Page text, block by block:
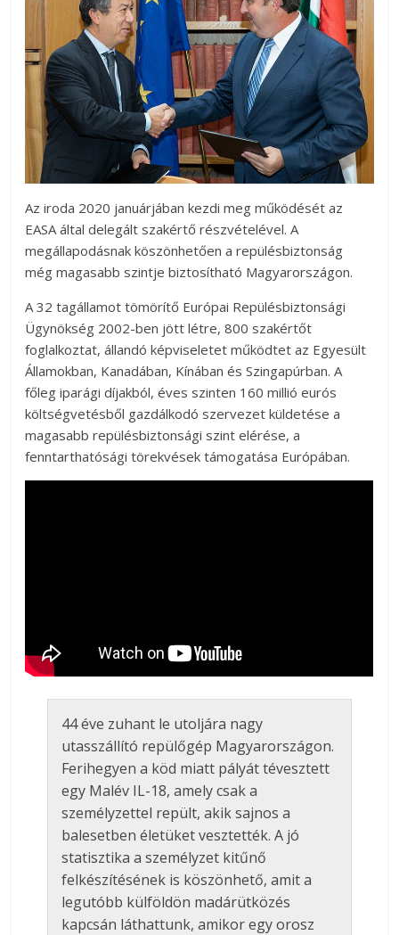
Az iroda 2020 januárjában kezdi meg működését az
EASA által delegált szakértő részvételével. A
megállapodásnak köszönhetően a repülésbiztonság
még magasabb szintje biztosítható Magyarországon.
A 32 tagállamot tömörítő Európai Repülésbiztonsági
Ügynökség 2002-ben jött létre, 800 szakértőt
foglalkoztat, állandó képviseletet működtet az Egyesült
Államokban, Kanadában, Kínában és Szingapúrban. A
főleg iparági díjakból, éves szinten 160 millió eurós
költségvetésből gazdálkodó szervezet küldetése a
magasabb repülésbiztonsági szint elérése, a
fenntarthatósági törekvések támogatása Európában.
44 éve zuhant le utoljára nagy
utasszállító repülőgép Magyarországon.
Ferihegyen a köd miatt pályát tévesztett
egy Malév IL-18, amely csak a
személyzettel repült, akik sajnos a
balesetben életüket vesztették. A jó
statisztika a személyzet kitűnő
felkészítésének is köszönhető, amit a
legutóbb külföldön madárütközés
kapcsán láthattunk, amikor egy orosz